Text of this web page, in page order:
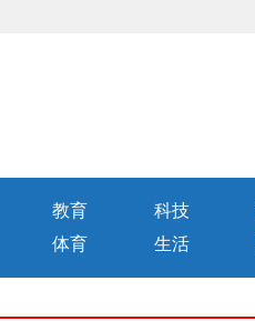
教育 科技
体育 生活